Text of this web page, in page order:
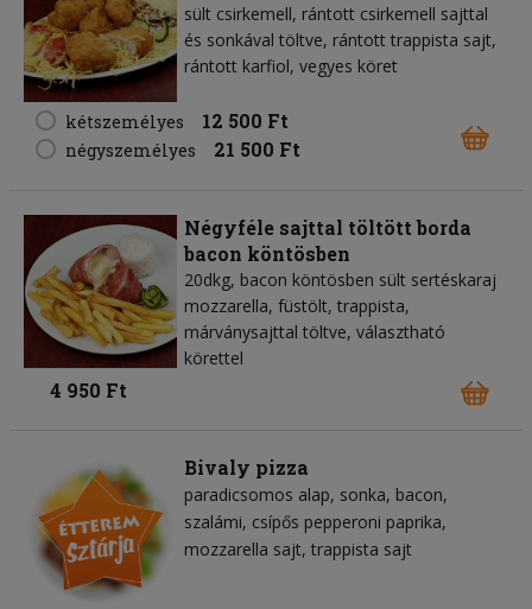
sült csirkemell, rántott csirkemell sajttal
és sonkával töltve, rántott trappista sajt,
rántott karfiol, vegyes köret
kétszemélyes 12 500 Ft
négyszemélyes 21 500 Ft
Négyféle sajttal töltött borda
bacon köntösben
20dkg, bacon köntösben sült sertéskaraj
mozzarella, füstölt, trappista,
márványsajttal töltve, választható
körettel
4 950 Ft
Bivaly pizza
paradicsomos alap sonka bacon
szalámi csípős pepperoni paprika
mozzarella sajt trappista sajt